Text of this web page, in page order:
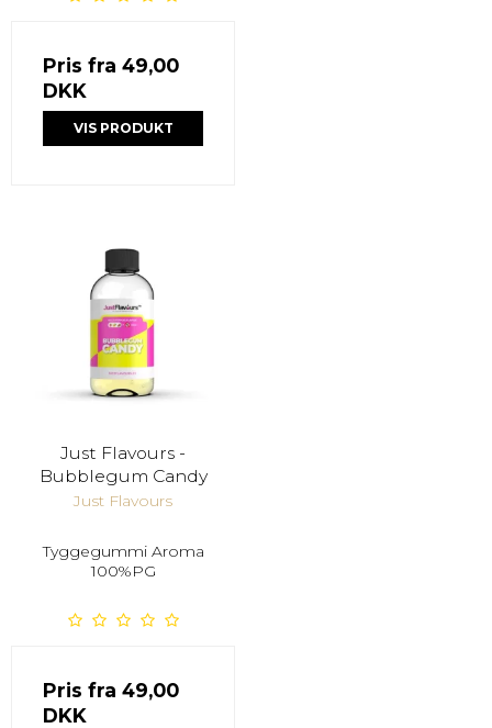
Pris fra 49,00
DKK
VIS PRODUKT
Just Flavours -
Bubblegum Candy
Just Flavours
Tyggegummi Aroma
100%PG
Pris fra 49,00
DKK